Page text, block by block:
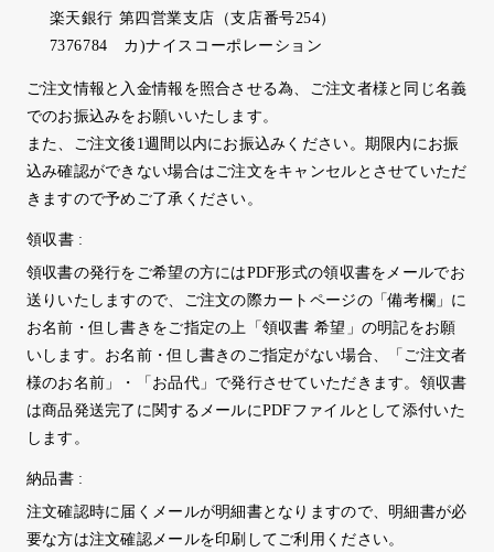
楽天銀行 第四営業支店（支店番号254）
7376784 カ)ナイスコーポレーション
ご注文情報と入金情報を照合させる為、ご注文者様と同じ名義
でのお振込みをお願いいたします。
また、ご注文後1週間以内にお振込みください。期限内にお振
込み確認ができない場合はご注文をキャンセルとさせていただ
きますので予めご了承ください。
領収書 :
領収書の発行をご希望の方にはPDF形式の領収書をメールでお
送りいたしますので、ご注文の際カートページの「備考欄」に
お名前・但し書きをご指定の上「領収書 希望」の明記をお願
いします。お名前・但し書きのご指定がない場合、「ご注文者
様のお名前」・「お品代」で発行させていただきます。領収書
は商品発送完了に関するメールにPDFファイルとして添付いた
します。
納品書 :
注文確認時に届くメールが明細書となりますので、明細書が必
要な方は注文確認メールを印刷してご利用ください。